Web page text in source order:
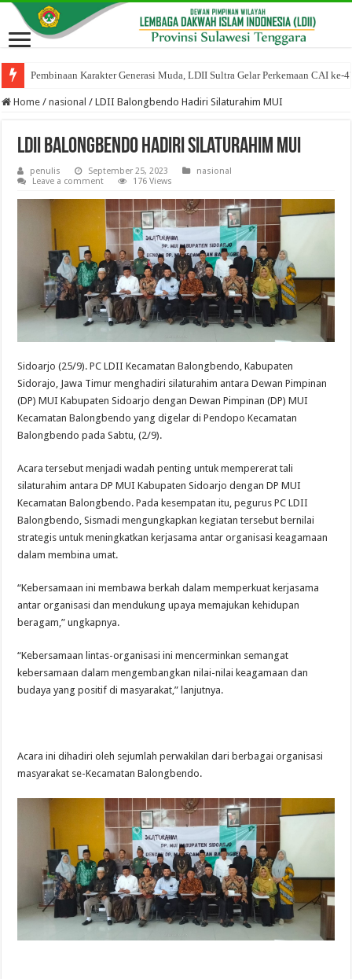
Pembinaan Karakter Generasi Muda, LDII Sultra Gelar Perkemaan CAI ke-
Home / nasional / LDII Balongbendo Hadiri Silaturahim MUI
LDII Balongbendo Hadiri Silaturahim MUI
penulis September 25, 2023
nasional
Leave a comment
176 Views
Sidoarjo (25/9). PC LDII Kecamatan Balongbendo, Kabupaten
Sidorajo, Jawa Timur menghadiri silaturahim antara Dewan Pimpinan
(DP) MUI Kabupaten Sidoarjo dengan Dewan Pimpinan (DP) MUI
Kecamatan Balongbendo yang digelar di Pendopo Kecamatan
Balongbendo pada Sabtu, (2/9).
Acara tersebut menjadi wadah penting untuk mempererat tali
silaturahim antara DP MUI Kabupaten Sidoarjo dengan DP MUI
Kecamatan Balongbendo. Pada kesempatan itu, pegurus PC LDII
Balongbendo, Sismadi mengungkapkan kegiatan tersebut bernilai
strategis untuk meningkatkan kerjasama antar organisasi keagamaan
dalam membina umat.
“Kebersamaan ini membawa berkah dalam memperkuat kerjasama
antar organisasi dan mendukung upaya memajukan kehidupan
beragam,” ungkapnya.
“Kebersamaan lintas-organisasi ini mencerminkan semangat
kebersamaan dalam mengembangkan nilai-nilai keagamaan dan
budaya yang positif di masyarakat,” lanjutnya.
Acara ini dihadiri oleh sejumlah perwakilan dari berbagai organisasi
masyarakat se-Kecamatan Balongbendo.